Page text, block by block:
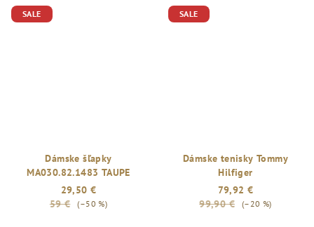
SALE
Dámske šľapky
MA030.82.1483 TAUPE
29,50 €
59 €
(–50 %)
SALE
Dámske tenisky Tommy
Hilfiger
79,92 €
99,90 €
(–20 %)